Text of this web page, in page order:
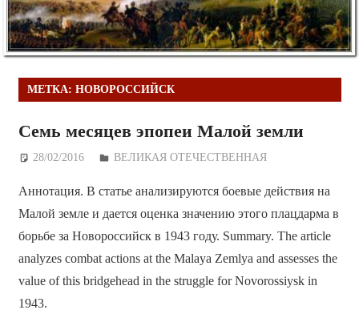
МЕТКА: НОВОРОССИЙСК
Семь месяцев эпопеи Малой земли
28/02/2016 Дежурный по Редакции
ВЕЛИКАЯ ОТЕЧЕСТВЕННАЯ
Аннотация. В статье анализируются боевые действия на
Малой земле и дается оценка значению этого плацдарма в
борьбе за Новороссийск в 1943 году. Summary. The article
analyzes combat actions at the Malaya Zemlya and assesses the
value of this bridgehead in the struggle for Novorossiysk in
1943.